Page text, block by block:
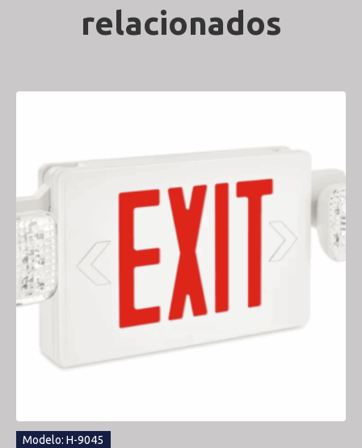
relacionados
Modelo: H-9045